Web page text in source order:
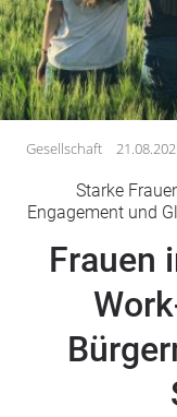
Kultur
Lifestyle
Wirtschaft
Alsfeld
Homberg
Ohm
Schotten
Schlitz
Gesellschaft
Starke
Engagement und
Frauen